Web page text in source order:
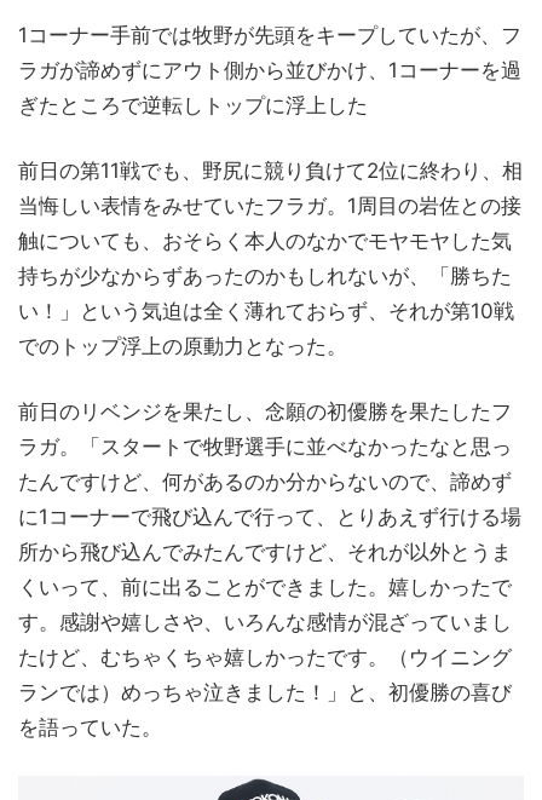
1コーナー手前では牧野が先頭をキープしていたが、フ
ラガが諦めずにアウト側から並びかけ、1コーナーを過
ぎたところで逆転しトップに浮上した
前日の第11戦でも、野尻に競り負けて2位に終わり、相
当悔しい表情をみせていたフラガ。1周目の岩佐との接
触についても、おそらく本人のなかでモヤモヤした気
持ちが少なからずあったのかもしれないが、「勝ちた
い！」という気迫は全く薄れておらず、それが第10戦
でのトップ浮上の原動力となった。
前日のリベンジを果たし、念願の初優勝を果たしたフ
ラガ。「スタートで牧野選手に並べなかったなと思っ
たんですけど、何があるのか分からないので、諦めず
に1コーナーで飛び込んで行って、とりあえず行ける場
所から飛び込んでみたんですけど、それが以外とうま
くいって、前に出ることができました。嬉しかったで
す。感謝や嬉しさや、いろんな感情が混ざっていまし
たけど、むちゃくちゃ嬉しかったです。（ウイニング
ランでは）めっちゃ泣きました！」と、初優勝の喜び
を語っていた。